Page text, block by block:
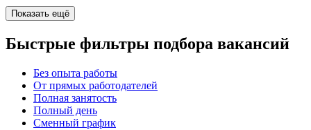
Показать ещё
Быстрые фильтры подбора вакансий
Без опыта работы
От прямых работодателей
Полная занятость
Полный день
Сменный график